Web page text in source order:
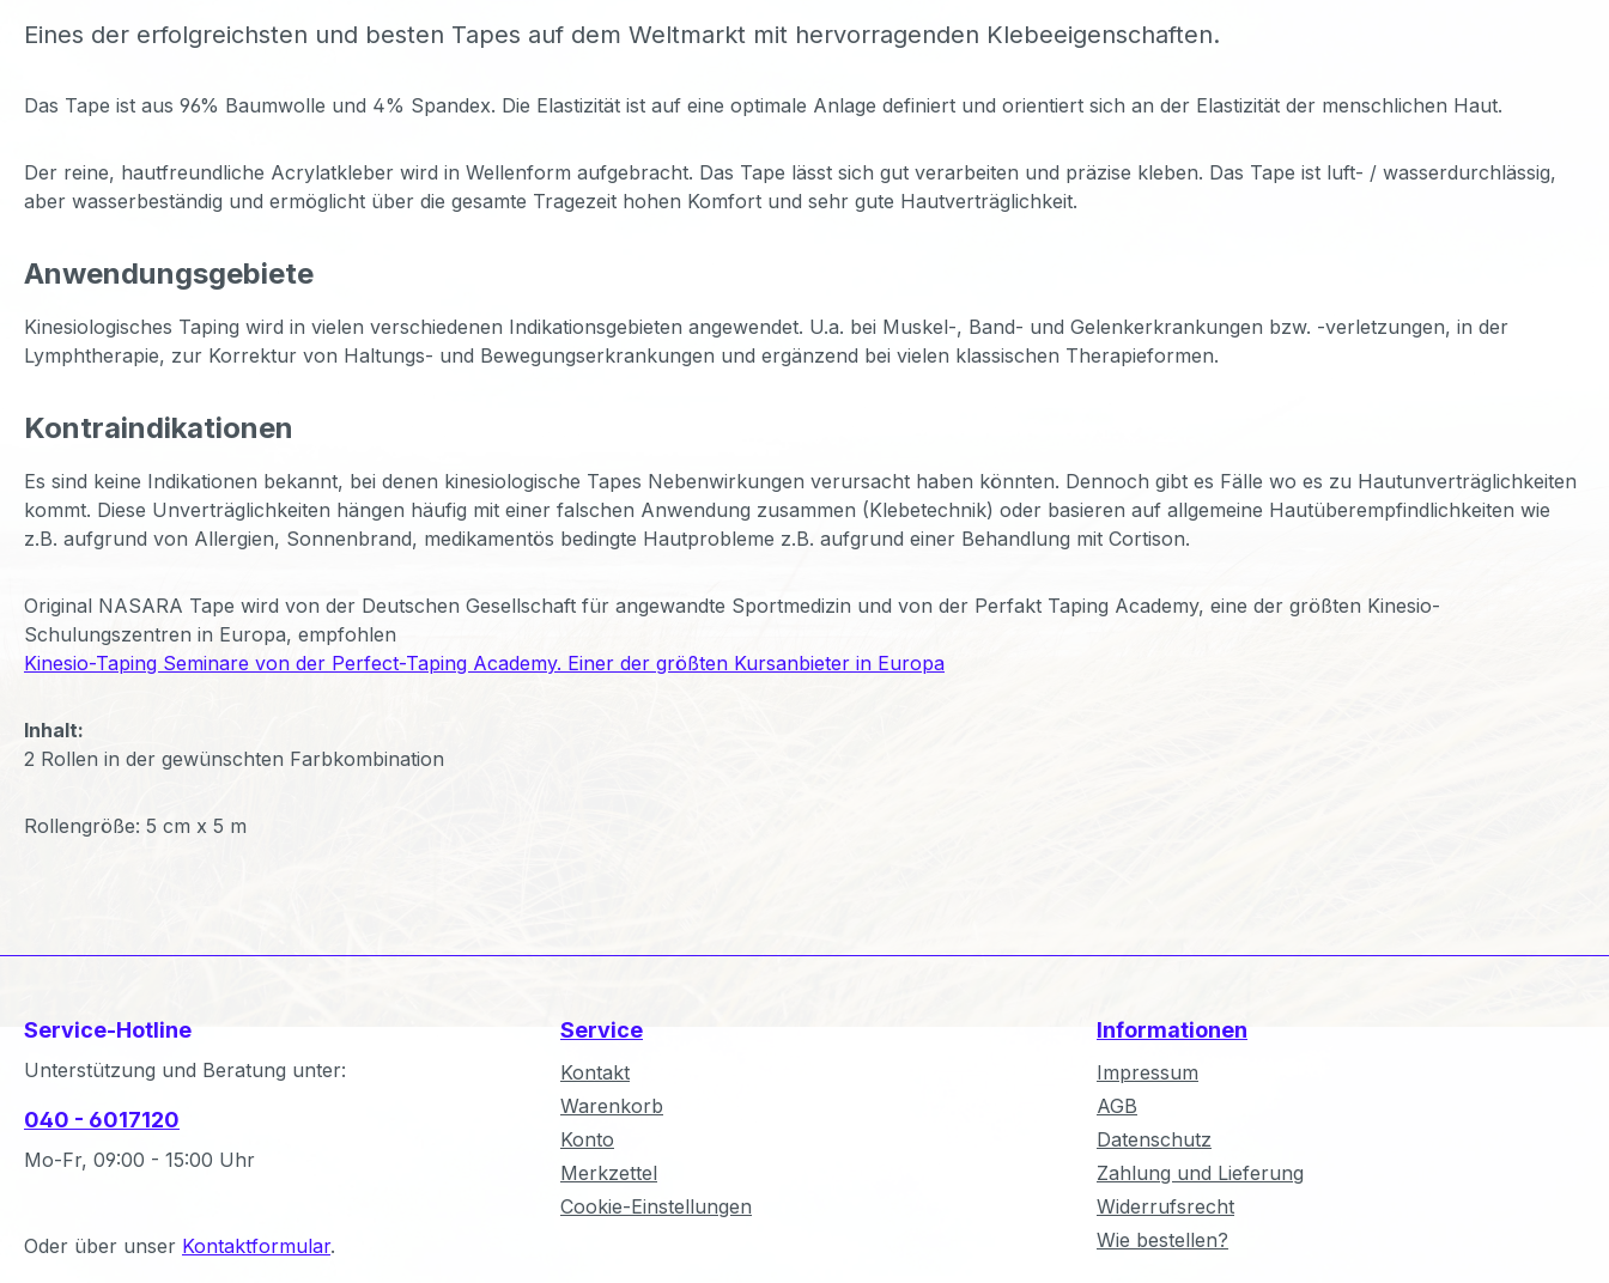
Eines der erfolgreichsten und besten Tapes auf dem Weltmarkt mit hervorragenden Klebeeigenschaften.
Das Tape ist aus 96% Baumwolle und 4% Spandex. Die Elastizität ist auf eine optimale Anlage definiert und orientiert sich an der Elastizität der menschlichen Haut.
Der reine, hautfreundliche Acrylatkleber wird in Wellenform aufgebracht. Das Tape lässt sich gut verarbeiten und präzise kleben. Das Tape ist luft- / wasserdurchlässig,
aber wasserbeständig und ermöglicht über die gesamte Tragezeit hohen Komfort und sehr gute Hautverträglichkeit.
Anwendungsgebiete
Kinesiologisches Taping wird in vielen verschiedenen Indikationsgebieten angewendet. U.a. bei Muskel-, Band- und Gelenkerkrankungen bzw. -verletzungen, in der
Lymphtherapie, zur Korrektur von Haltungs- und Bewegungserkrankungen und ergänzend bei vielen klassischen Therapieformen.
Kontraindikationen
Es sind keine Indikationen bekannt, bei denen kinesiologische Tapes Nebenwirkungen verursacht haben könnten. Dennoch gibt es Fälle wo es zu Hautunverträglichkeiten
kommt. Diese Unverträglichkeiten hängen häufig mit einer falschen Anwendung zusammen (Klebetechnik) oder basieren auf allgemeine Hautüberempfindlichkeiten wie
z.B. aufgrund von Allergien, Sonnenbrand, medikamentös bedingte Hautprobleme z.B. aufgrund einer Behandlung mit Cortison.
Original NASARA Tape wird von der Deutschen Gesellschaft für angewandte Sportmedizin und von der Perfakt Taping Academy, eine der größten Kinesio-
Schulungszentren in Europa, empfohlen
Kinesio-Taping Seminare von der Perfect-Taping Academy. Einer der größten Kursanbieter in Europa
Inhalt:
2 Rollen in der gewünschten Farbkombination
Rollengröße: 5 cm x 5 m
Service-Hotline
Unterstützung und Beratung unter:
040 - 6017120
Mo-Fr, 09:00 - 15:00 Uhr
Oder über unser Kontaktformular.
Service
Kontakt
Warenkorb
Konto
Merkzettel
Cookie-Einstellungen
Informationen
Impressum
AGB
Datenschutz
Zahlung und Lieferung
Widerrufsrecht
Wie bestellen?